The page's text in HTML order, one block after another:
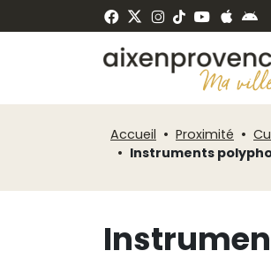
Accueil Proximité
Instruments
de
Panneau de gestion des cookies